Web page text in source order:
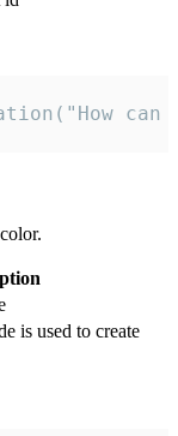
is used to create